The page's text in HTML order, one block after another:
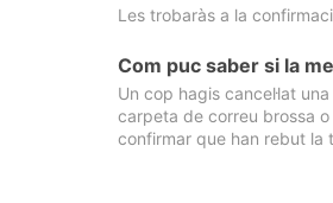
Les trobaràs a la
Com puc saber si la
Un cop hagis cancel·lat
carpeta de correu brossa o
confirmar que han rebut la